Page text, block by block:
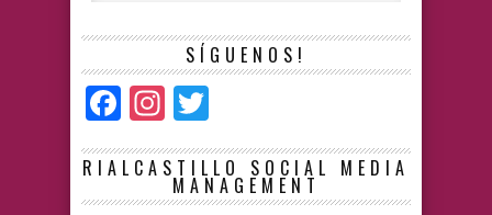
SÍGUENOS!
Facebook
Instagram
RIALCASTILLO SOCIAL MEDIA
MANAGEMENT